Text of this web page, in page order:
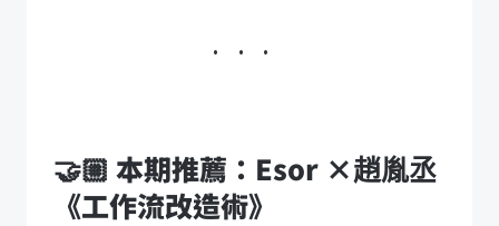
🤝🏼 本期推薦：Esor ×趙胤丞
《工作流改造術》